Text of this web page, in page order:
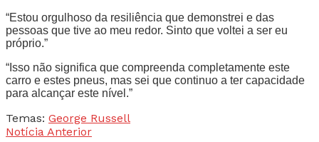
“Estou orgulhoso da resiliência que demonstrei e das
pessoas que tive ao meu redor. Sinto que voltei a ser eu
próprio.”
“Isso não significa que compreenda completamente este
carro e estes pneus, mas sei que continuo a ter capacidade
para alcançar este nível.”
Temas: George Russell
Notícia Anterior